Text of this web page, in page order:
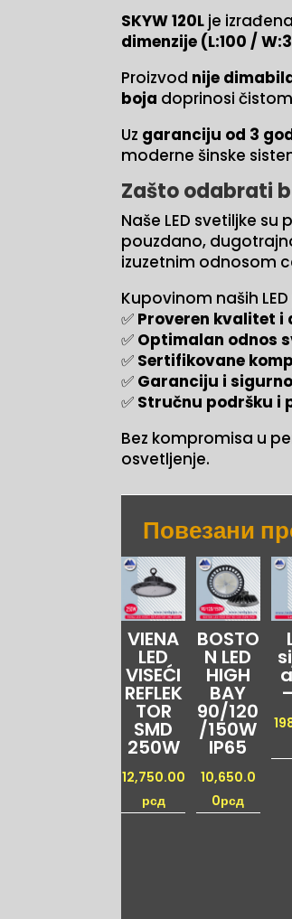
SKYW 120L je
dimenzije (L:100 /
Proizvod nije
boja doprinosi
Uz garanciju od 3
moderne šinske
Zašto odabrati
Naše LED svetiljke
pouzdano,
izuzetnim odnosom
Kupovinom naših
✅ Proveren kvalitet i
✅ Optimalan odnos
✅ Sertifikovane
✅ Garanciju i
✅ Stručnu podršku i
Bez kompromisa u
osvetljenje.
Повезани
VIENA
LED
VISEĆI
REFLEK
TOR
SMD
250W
12,750.00
рсд
BOSTO
N LED
HIGH
BAY
90/120
/150W
IP65
10,650.0
0рсд